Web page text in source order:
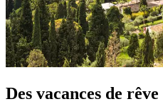
Des vacances de